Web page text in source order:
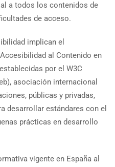
a todos los contenidos de
de acceso.
implican el
al Contenido en
por el W3C
asociación internacional
públicas y privadas,
desarrollar estándares con el
prácticas en desarrollo
vigente en España al